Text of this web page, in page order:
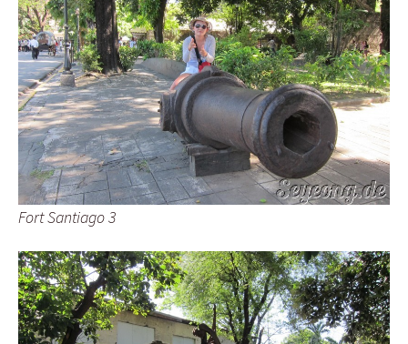
Fort Santiago 3